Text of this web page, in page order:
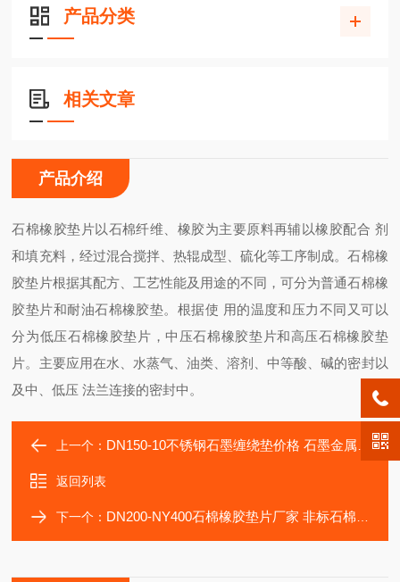
产品分类
相关文章
产品介绍
石棉橡胶垫片以石棉纤维、橡胶为主要原料再辅以橡胶配合 剂
和填充料，经过混合搅拌、热辊成型、硫化等工序制成。石棉橡
胶垫片根据其配方、工艺性能及用途的不同，可分为普通石棉橡
胶垫片和耐油石棉橡胶垫。根据使 用的温度和压力不同又可以
分为低压石棉橡胶垫片，中压石棉橡胶垫片和高压石棉橡胶垫
片。主要应用在水、水蒸气、油类、溶剂、中等酸、碱的密封以
及中、低压 法兰连接的密封中。
上一个： DN150-10不锈钢石墨缠绕垫价格 石墨金属缠绕式垫片
返回列表
下一个： DN200-NY400石棉橡胶垫片厂家 非标石棉垫片NY400